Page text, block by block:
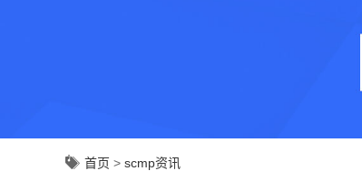
首页 > scmp资讯